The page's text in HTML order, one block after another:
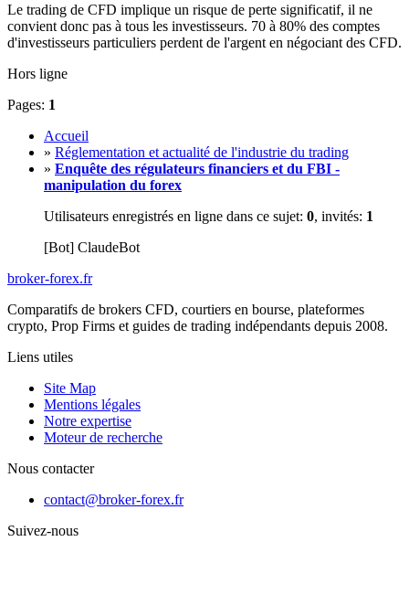
Le trading de CFD implique un risque de perte significatif, il ne
convient donc pas à tous les investisseurs. 70 à 80% des comptes
d'investisseurs particuliers perdent de l'argent en négociant des CFD.
Hors ligne
Pages: 1
Accueil
» Réglementation et actualité de l'industrie du trading
» Enquête des régulateurs financiers et du FBI -
manipulation du forex
Utilisateurs enregistrés en ligne dans ce sujet: 0, invités: 1
[Bot] ClaudeBot
broker-forex.fr
Comparatifs de brokers CFD, courtiers en bourse, plateformes
crypto, Prop Firms et guides de trading indépendants depuis 2008.
Liens utiles
Site Map
Mentions légales
Notre expertise
Moteur de recherche
Nous contacter
contact@broker-forex.fr
Suivez-nous